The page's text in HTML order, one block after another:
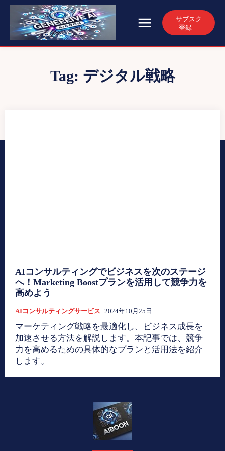
サブスク
登録
Tag: デジタル戦略
AIコンサルティングでビジネスを次のステージ
へ！Marketing Boostプランを活用して競争力を
高めよう
AIコンサルティングサービス 2024年10月25日
マーケティング戦略を最適化し、ビジネス成長を
加速させる方法を解説します。本記事では、競争
力を高めるための具体的なプランと活用法を紹介
します。